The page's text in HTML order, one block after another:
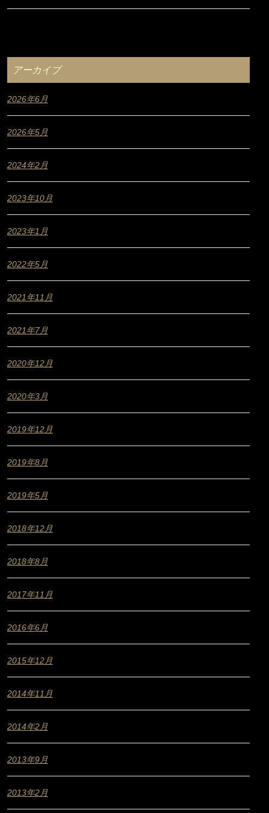
アーカイブ
2026年6月
2026年5月
2024年2月
2023年10月
2023年1月
2022年5月
2021年11月
2021年7月
2020年12月
2020年3月
2019年12月
2019年8月
2019年5月
2018年12月
2018年8月
2017年11月
2016年6月
2015年12月
2014年11月
2014年2月
2013年9月
2013年2月